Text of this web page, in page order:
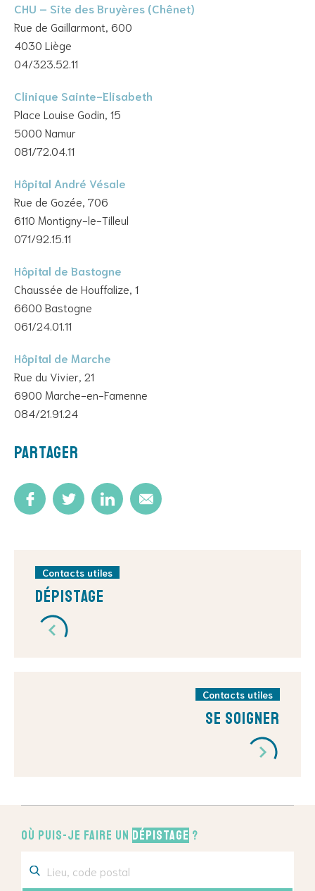
Où puis-je faire un dépistage ?
CHU – Site des Bruyères (Chênet)
Rue de Gaillarmont, 600
4030 Liège
04/323.52.11
Clinique Sainte-Elisabeth
Place Louise Godin, 15
5000 Namur
081/72.04.11
Hôpital André Vésale
Rue de Gozée, 706
6110 Montigny-le-Tilleul
071/92.15.11
Hôpital de Bastogne
Chaussée de Houffalize, 1
6600 Bastogne
061/24.01.11
Hôpital de Marche
Rue du Vivier, 21
6900 Marche-en-Famenne
084/21.91.24
Partager
Contacts utiles
Dépistage
Contacts utiles
Se soigner